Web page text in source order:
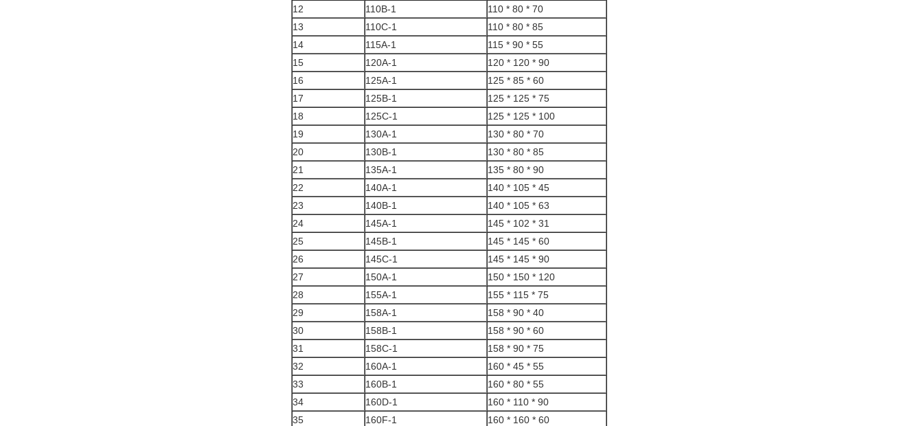
12
110B-1
110 * 80 * 70
13
110C-1
110 * 80 * 85
14
115A-1
115 * 90 * 55
15
120A-1
120 * 120 * 90
16
125A-1
125 * 85 * 60
17
125B-1
125 * 125 * 75
18
125C-1
125 * 125 * 100
19
130A-1
130 * 80 * 70
20
130B-1
130 * 80 * 85
21
135A-1
135 * 80 * 90
22
140A-1
140 * 105 * 45
23
140B-1
140 * 105 * 63
24
145A-1
145 * 102 * 31
25
145B-1
145 * 145 * 60
26
145C-1
145 * 145 * 90
27
150A-1
150 * 150 * 120
28
155A-1
155 * 115 * 75
29
158A-1
158 * 90 * 40
30
158B-1
158 * 90 * 60
31
158C-1
158 * 90 * 75
32
160A-1
160 * 45 * 55
33
160B-1
160 * 80 * 55
34
160D-1
160 * 110 * 90
35
160F-1
160 * 160 * 60